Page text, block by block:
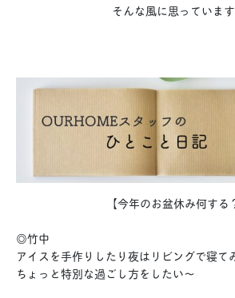
そんな風に思っています
【今年のお盆休み何する
◎竹中
アイスを手作りしたり夜はリビングで寝て
ちょっと特別な過ごし方をしたい〜